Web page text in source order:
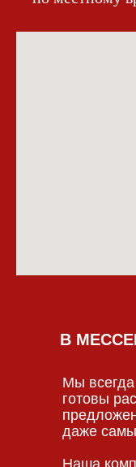
Мы
готовы
даже
В